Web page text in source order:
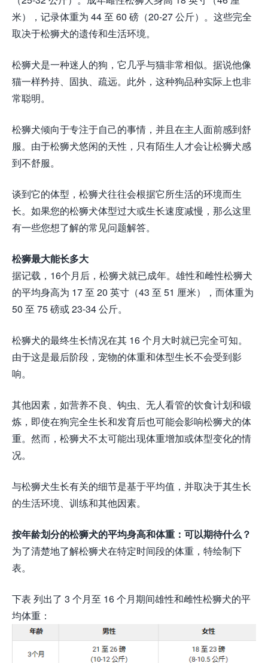
米），记录体重为 44 至 60 磅（20-27 公斤）。这些完全
取决于松狮犬的遗传和生活环境。
松狮犬是一种迷人的狗，它几乎与猫非常相似。据说他像
猫一样矜持、固执、疏远。此外，这种狗品种实际上也非
常聪明。
松狮犬倾向于专注于自己的事情，并且在主人面前感到舒
服。由于松狮犬悠闲的天性，只有陌生人才会让松狮犬感
到不舒服。
谈到它的体型，松狮犬往往会根据它所生活的环境而生
长。如果您的松狮犬体型过大或生长速度减慢，那么这里
有一些您想了解的常见问题解答。
松狮最大能长多大
据记载，16个月后，松狮犬就已成年。雄性和雌性松狮犬
的平均身高为 17 至 20 英寸（43 至 51 厘米），而体重为
50 至 75 磅或 23-34 公斤。
松狮犬的最终生长情况在其 16 个月大时就已完全可知。
由于这是最后阶段，宠物的体重和体型生长不会受到影
响。
其他因素，如营养不良、钩虫、无人看管的饮食计划和锻
炼，即使在狗完全生长和发育后也可能会影响松狮犬的体
重。然而，松狮犬不太可能出现体重增加或体型变化的情
况。
与松狮犬生长有关的细节是基于平均值，并取决于其生长
的生活环境、训练和其他因素。
按年龄划分的松狮犬的平均身高和体重：可以期待什么？
为了清楚地了解松狮犬在特定时间段的体重，特绘制下
表。
下表 列出了 3 个月至 16 个月期间雄性和雌性松狮犬的平
均体重：